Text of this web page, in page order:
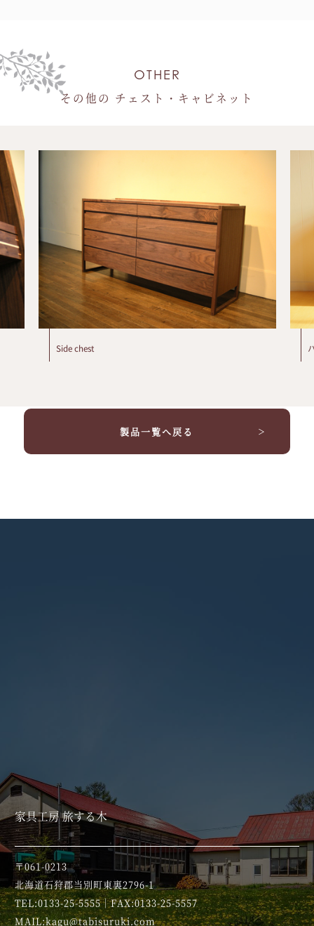
OTHER
その他の チェスト・キャビネット
Side chest
製品一覧へ戻る ＞
家具工房 旅する木
〒061-0213
北海道石狩郡当別町東裏2796-1
TEL:0133-25-5555｜FAX:0133-25-5557
MAIL:kagu@tabisuruki.com